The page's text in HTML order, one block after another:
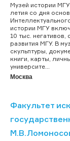
Музей истории
летия со дня
истории МГУ
10 тыс.
развития МГУ. В
скульптуры,
книги, карты,
университе...
Москва
Факультет